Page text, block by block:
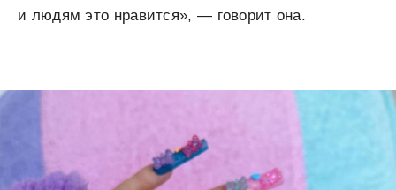
и людям это нравится», — говорит она.